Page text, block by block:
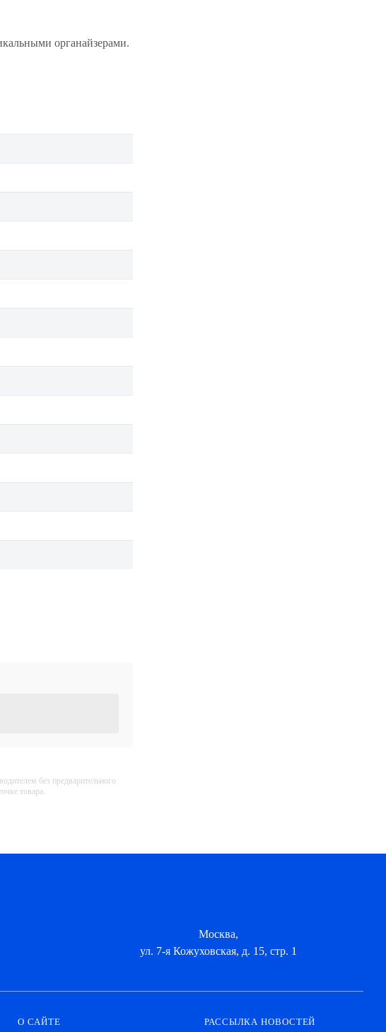
органайзерами.
без предварительного
товара.
Москва,
ул. 7-я Кожуховская, д. 15, стр. 1
О САЙТЕ РАССЫЛКА НОВОСТЕЙ